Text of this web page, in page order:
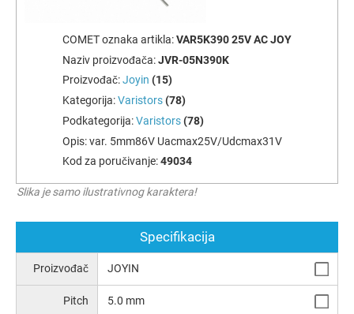
COMET oznaka artikla:VAR5K390 25V AC JOY
Naziv proizvođača:JVR-05N390K
Proizvođač:Joyin (15)
Kategorija:Varistors(78)
Podkategorija:Varistors(78)
Opis:var. 5mm86V Uacmax25V/Udcmax31V
Kod za poručivanje:49034
Slika je samo ilustrativnog karaktera!
Specifikacija
Proizvođač JOYIN
Pitch 5.0 mm